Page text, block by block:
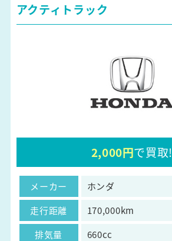
アクティトラック
2,000円で買取!
メーカー
ホンダ
走行距離
170,000km
排気量
660cc